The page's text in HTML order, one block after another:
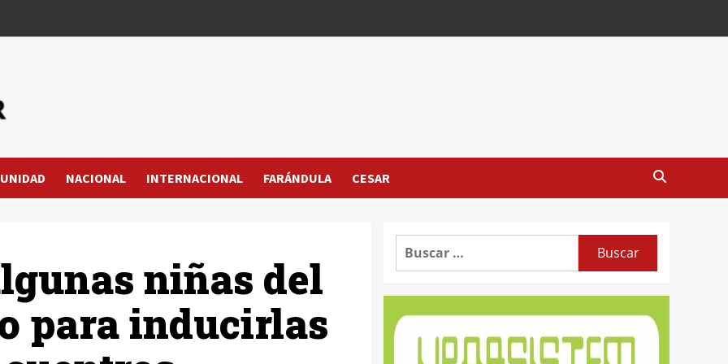
NACIONAL INTERNACIONAL FARÁNDULA CESAR
niñas del
para inducirlas
Buscar: